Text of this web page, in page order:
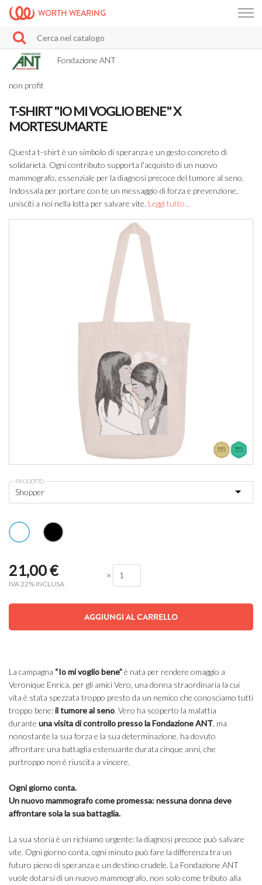
WORTH WEARING
Fondazione ANT
non profit
T-SHIRT "IO MI VOGLIO BENE" X
MORTESUMARTE
Questa t-shirt è un simbolo di speranza e un gesto concreto di
solidarietà. Ogni contributo supporta l'acquisto di un nuovo
mammografo, essenziale per la diagnosi precoce del tumore al seno.
Indossala per portare con te un messaggio di forza e prevenzione,
unisciti a noi nella lotta per salvare vite. Leggi tutto...
PRODOTTO
21,00€
IVA 22% INCLUSA
×
AGGIUNGI AL CARRELLO
La campagna “Io mi voglio bene”è nata per rendere omaggio a
Veronique Enrica, per gli amici Vero, una donna straordinaria la cui
vita è stata spezzata troppo presto da un nemico che conosciamo tutti
troppo bene:il tumore al seno. Vero ha scoperto la malattia
durante una visita di controllo presso la Fondazione ANT , ma
nonostante la sua forza e la sua determinazione, ha dovuto
affrontare una battaglia estenuante durata cinque anni, che
purtroppo non è riuscita a vincere.
Ogni giorno conta.
Un nuovo mammografo come promessa: nessuna donna deve
affrontare sola la sua battaglia.
La sua storia è un richiamo urgente: la diagnosi precoce può salvare
vite. Ogni giorno conta, ogni minuto può fare la differenza tra un
futuro pieno di speranza e un destino crudele. La Fondazione ANT
vuole dotarsi di un nuovo mammografo, non solo come tributo alla